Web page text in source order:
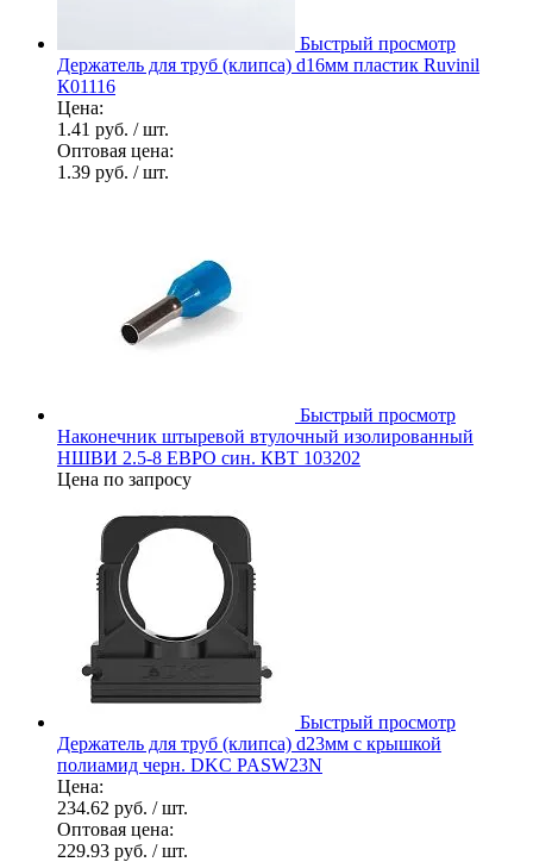
Быстрый просмотр
Держатель для труб (клипса) d16мм пластик Ruvinil
К01116
Цена:
1.41 руб. / шт.
Оптовая цена:
1.39 руб. / шт.
Быстрый просмотр
Наконечник штыревой втулочный изолированный
НШВИ 2.5-8 ЕВРО син. КВТ 103202
Цена по запросу
Быстрый просмотр
Держатель для труб (клипса) d23мм с крышкой
полиамид черн. DKC PASW23N
Цена:
234.62 руб. / шт.
Оптовая цена:
229.93 руб. / шт.